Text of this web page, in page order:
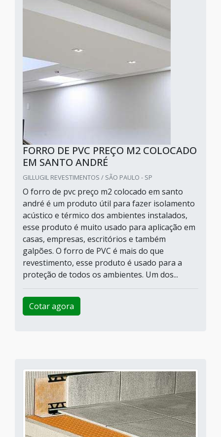
FORRO DE PVC PREÇO M2 COLOCADO
EM SANTO ANDRÉ
GILLUGIL REVESTIMENTOS / SÃO PAULO - SP
O forro de pvc preço m2 colocado em santo
andré é um produto útil para fazer isolamento
acústico e térmico dos ambientes instalados,
esse produto é muito usado para aplicação em
casas, empresas, escritórios e também
galpões. O forro de PVC é mais do que
revestimento, esse produto é usado para a
proteção de todos os ambientes. Um dos...
Cotar agora